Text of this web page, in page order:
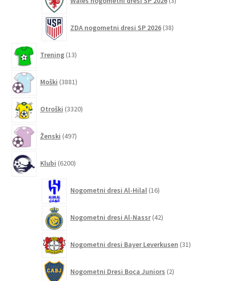
izdelki
ZDA nogometni dresi SP 2026 38izdelkov
Trening 13izdelkov
Moški 3881izdelkov
Otroški 3320izdelkov
Ženski 497izdelkov
Klubi 6200izdelkov
Nogometni dresi Al-Hilal 16izdelkov
Nogometni dresi Al-Nassr 42izdelkov
Nogometni dresi Bayer Leverkusen 31izdelkov
Nogometni Dresi Boca Juniors 2izdelka